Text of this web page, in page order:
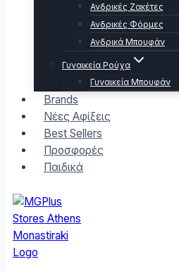
Ανδρικές Ζακέτες
Ανδρικές Φόρμες
Ανδρικά Μπουφάν
Γυναικεία Ρούχα
Γυναικεία Μπουφάν
Brands
Νέες Αφίξεις
Best Sellers
Προσφορές
Παιδικά